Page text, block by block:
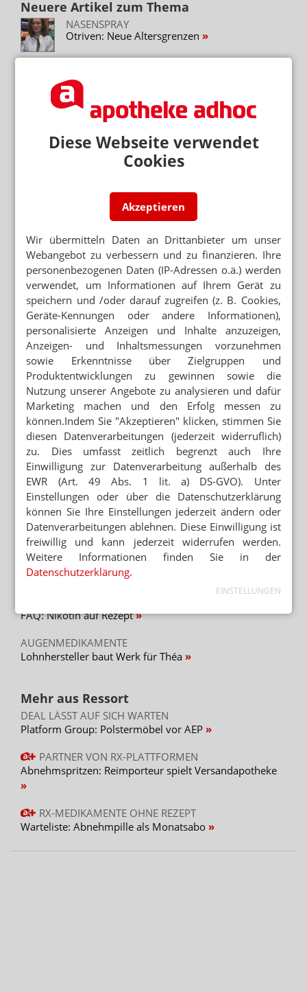
Diese Webseite verwendet
Cookies
Akzeptieren
Wir übermitteln Daten an Drittanbieter um unser
Webangebot zu verbessern und zu finanzieren. Ihre
personenbezogenen Daten (IP-Adressen o.ä.) werden
verwendet, um Informationen auf Ihrem Gerät zu
speichern und /oder darauf zugreifen (z. B. Cookies,
Geräte-Kennungen oder andere Informationen),
personalisierte Anzeigen und Inhalte anzuzeigen,
Anzeigen- und Inhaltsmessungen vorzunehmen
sowie Erkenntnisse über Zielgruppen und
Produktentwicklungen zu gewinnen sowie die
Nutzung unserer Angebote zu analysieren und dafür
Marketing machen und den Erfolg messen zu
können.Indem Sie "Akzeptieren" klicken, stimmen Sie
diesen Datenverarbeitungen (jederzeit widerruflich)
zu. Dies umfasst zeitlich begrenzt auch Ihre
Einwilligung zur Datenverarbeitung außerhalb des
EWR (Art. 49 Abs. 1 lit. a) DS-GVO). Unter
Einstellungen oder über die Datenschutzerklärung
können Sie Ihre Einstellungen jederzeit ändern oder
Datenverarbeitungen ablehnen. Diese Einwilligung ist
freiwillig und kann jederzeit widerrufen werden.
Weitere Informationen finden Sie in der
Datenschutzerklärung.
EINSTELLUNGEN
Neuere Artikel zum Thema
NASENSPRAY
Otriven: Neue Altersgrenzen
Hexal schleimt sich bei PTA ein
ERKÄLTUNGSPRÄPARATE
APOSCOPE: ERKÄLTUNGSMARKT 2017/2018
APOSCOPE: ERKÄLTUNGSMARKT 2017/2018
APOSCOPE: ERKÄLTUNGSMARKT 2017/2018
Chef sagt an, PTA entscheidet
HALSSCHMERZMITTEL
Tantum Verde von Klosterfrau
HALSSCHMERZTABLETTEN
Flurbiprofen: Angriff auf Dobendan
OTC-PRODUKTE
Boxagrippal: Saft im zweiten Anlauf
EXPEKTORANTIEN
ACC direkt: Brombeer-Granulat gegen Husten
Mehr zum Thema
WEITER FLAUTE IN APOTHEKEN
Erstes Halbjahr: 7 Prozent weniger OTC-Packungen
FAQ: Nikotin auf Rezept
AUGENMEDIKAMENTE
Lohnhersteller baut Werk für Théa
Mehr aus Ressort
DEAL LÄSST AUF SICH WARTEN
Platform Group: Polstermöbel vor AEP
PARTNER VON RX-PLATTFORMEN
Abnehmspritzen: Reimporteur spielt Versandapotheke
RX-MEDIKAMENTE OHNE REZEPT
Warteliste: Abnehmpille als Monatsabo